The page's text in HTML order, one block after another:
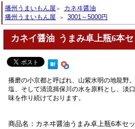
播州うまいもん屋 ＞
カネヰ醤油
播州うまいもん屋
＞ 3001～5000円
カネイ醤油 うまみ卓上瓶6本
播磨の小京都と呼ばれ、山紫水明の地龍野
塩、そして清流揖保川の水を原料とし、淡
味を作り続けております。
商品名：カネヰ醤油うまみ卓上瓶6本セ